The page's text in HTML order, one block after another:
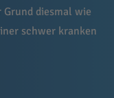
diesmal wie
schwer kranken